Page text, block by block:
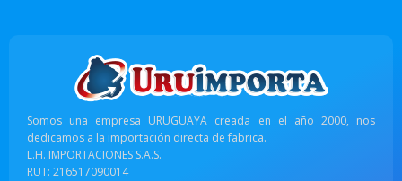
Somos una empresa URUGUAYA creada en el año 2000, nos
dedicamos a la importación directa de fabrica.
L.H. IMPORTACIONES S.A.S.
RUT: 216517090014